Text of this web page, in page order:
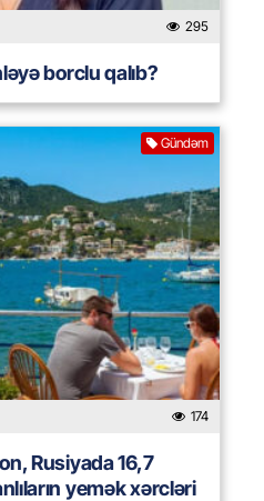
295
borclu qalıb?
Gündəm
174
Rusiyada 16,7
yemək xərcləri